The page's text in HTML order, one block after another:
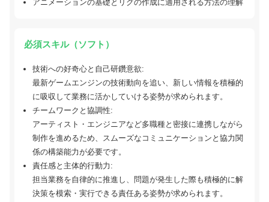
アニメーションの基礎とリグの作成に適用される方法の理解
必須スキル（ソフト）
技術への好奇心と自己研鑽意欲:
最新ゲームエンジンの技術動向を追い、新しい情報を積極的
に吸収して業務に活かしていける姿勢が求められます。
チームワークと協調性:
アーティスト・エンジニアなど多職種と密接に連携しながら
制作を進めるため、スムーズなコミュニケーションと協力関
係の構築能力が必要です。
責任感と主体的行動力:
担当業務を自律的に推進し、問題が発生した際も積極的に解
決策を模索・実行できる責任ある姿勢が求められます。